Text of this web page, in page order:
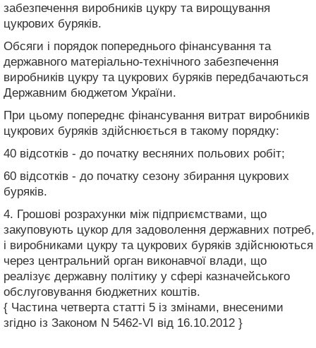
забезпечення виробників цукру та вирощування
цукрових буряків.
Обсяги і порядок попереднього фінансування та
державного матеріально-технічного забезпечення
виробників цукру та цукрових буряків передбачаються
Державним бюджетом України.
При цьому попереднє фінансування витрат виробників
цукрових буряків здійснюється в такому порядку:
40 відсотків - до початку весняних польових робіт;
60 відсотків - до початку сезону збирання цукрових
буряків.
4. Грошові розрахунки між підприємствами, що
закуповують цукор для задоволення державних потреб,
і виробниками цукру та цукрових буряків здійснюються
через центральний орган виконавчої влади, що
реалізує державну політику у сфері казначейського
обслуговування бюджетних коштів.
{ Частина четверта статті 5 із змінами, внесеними
згідно із Законом N 5462-VI від 16.10.2012 }